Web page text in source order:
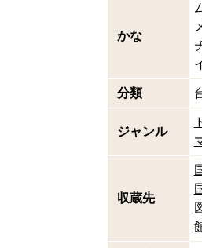
かな
分類
ジャンル
収蔵先